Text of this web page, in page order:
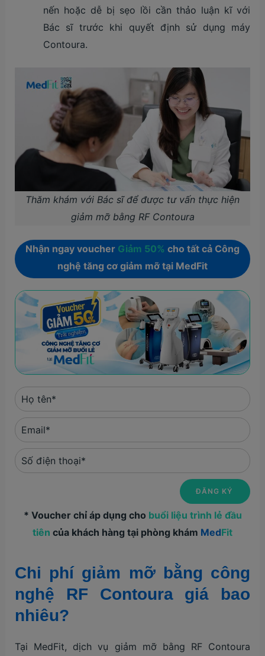
nến hoặc dễ bị sẹo lồi cần thảo luận kĩ với
Bác sĩ trước khi quyết định sử dụng máy
Contoura​.
Thăm khám với Bác sĩ để được tư vấn thực hiện
giảm mỡ bằng RF Contoura
Nhận ngay voucher Giảm 50% cho tất cả Công
nghệ tăng cơ giảm mỡ tại MedFit
* Voucher chỉ áp dụng cho buổi liệu trình lẻ đầu
tiên của khách hàng tại phòng khám MedFit
Chi phí giảm mỡ bằng công
nghệ RF Contoura giá bao
nhiêu?
Tại MedFit, dịch vụ giảm mỡ bằng RF Contoura